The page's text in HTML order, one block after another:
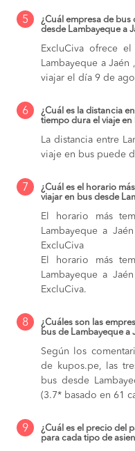
5
¿Cuál empresa de
desde Lambayeque a
ExcluCiva ofrece
Lambayeque a
viajar el día 9 de
6
¿Cuál es la distancia
tiempo dura el viaje en
La distancia entre
viaje en bus puede
7
¿Cuál es el horario
viajar en bus desde
El horario más
Lambayeque a
ExcluCiva
El horario más
Lambayeque a
ExcluCiva.
8
¿Cuáles son las
bus de Lambayeque a
Según los
de kupos.pe, las
bus desde
(3.7* basado en 61
9
¿Cuál es el precio del
para cada tipo de